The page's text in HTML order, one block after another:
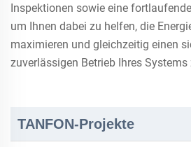
Inspektionen sowie eine
um Ihnen dabei zu helfen, die
maximieren und gleichzeitig einen
zuverlässigen Betrieb Ihres
TANFON-Projekte